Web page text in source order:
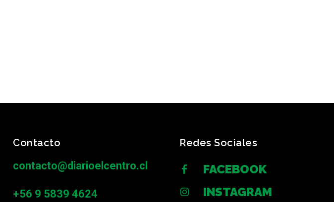
Contacto
contacto@diarioelcentro.cl
+56 9 5839 4624
Redes Sociales
FACEBOOK
INSTAGRAM